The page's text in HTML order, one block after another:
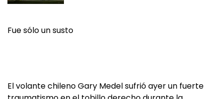
Fue sólo un susto
El volante chileno Gary Medel sufrió ayer un fuerte